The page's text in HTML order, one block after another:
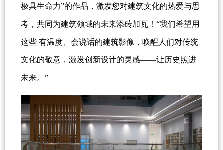
极具生命力”的作品，激发您对建筑文化的热爱与思
考，共同为建筑领域的未来添砖加瓦！“我们希望用
这些 有温度、会说话的建筑影像，唤醒人们对传统
文化的敬意，激发创新设计的灵感——让历史照进
未来。”